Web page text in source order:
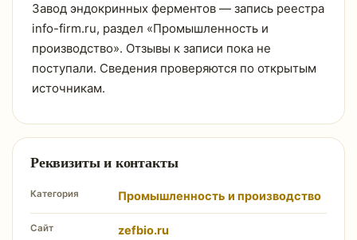
Завод эндокринных ферментов — запись реестра
info-firm.ru, раздел «Промышленность и
производство». Отзывы к записи пока не
поступали. Сведения проверяются по открытым
источникам.
Реквизиты и контакты
Категория Промышленность и производство
Сайт zefbio.ru